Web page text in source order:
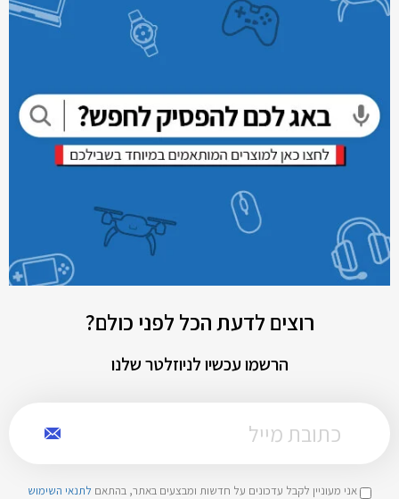
רוצים לדעת הכל לפני כולם?
הרשמו עכשיו לניוזלטר שלנו
אני מעוניין לקבל עדכונים על חדשות ומבצעים באתר, בהתאם לתנאי השימוש